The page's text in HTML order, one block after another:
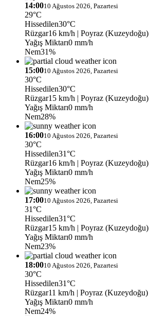
14:0010 Ağustos 2026, Pazartesi
29°C
Hissedilen30°C
Rüzgar16 km/h | Poyraz (Kuzeydoğu)
Yağış Miktarı0 mm/h
Nem31%
15:0010 Ağustos 2026, Pazartesi
30°C
Hissedilen30°C
Rüzgar15 km/h | Poyraz (Kuzeydoğu)
Yağış Miktarı0 mm/h
Nem28%
16:0010 Ağustos 2026, Pazartesi
30°C
Hissedilen31°C
Rüzgar16 km/h | Poyraz (Kuzeydoğu)
Yağış Miktarı0 mm/h
Nem25%
17:0010 Ağustos 2026, Pazartesi
31°C
Hissedilen31°C
Rüzgar15 km/h | Poyraz (Kuzeydoğu)
Yağış Miktarı0 mm/h
Nem23%
18:0010 Ağustos 2026, Pazartesi
30°C
Hissedilen31°C
Rüzgar11 km/h | Poyraz (Kuzeydoğu)
Yağış Miktarı0 mm/h
Nem24%